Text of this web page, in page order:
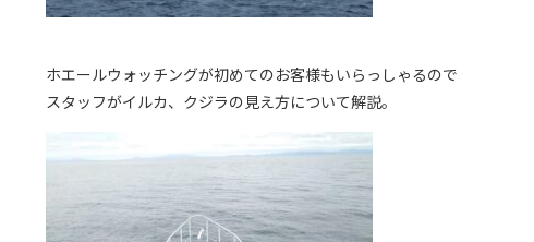
ホエールウォッチングが初めてのお客様もいらっしゃるので
スタッフがイルカ、クジラの見え方について解説。